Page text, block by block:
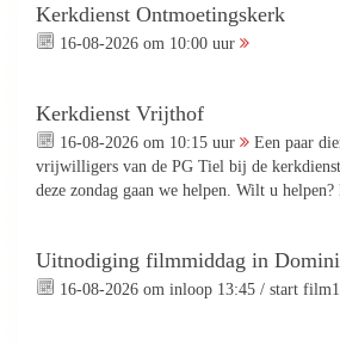
Kerkdienst Ontmoetingskerk
16-08-2026 om 10:00 uur
Kerkdienst Vrijthof
16-08-2026 om 10:15 uur
Een paar
vrijwilligers van de PG Tiel bij de
deze zondag gaan we helpen. Wilt u
Uitnodiging filmmiddag in
16-08-2026 om inloop 13:45 / start